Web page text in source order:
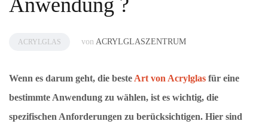
Anwendung ?
ACRYLGLAS von ACRYLGLASZENTRUM
Wenn es darum geht, die beste Art von Acrylglas für eine
bestimmte Anwendung zu wählen, ist es wichtig, die
spezifischen Anforderungen zu berücksichtigen. Hier sind